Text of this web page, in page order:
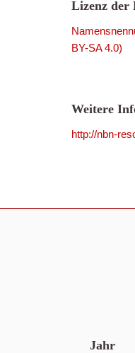
Lizenz der
BY-SA 4.0)
Weitere
http://nbn-
Jahr